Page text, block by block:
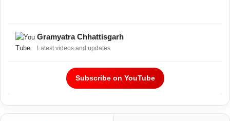
Gramyatra Chhattisgarh
Latest videos and updates
Subscribe on YouTube